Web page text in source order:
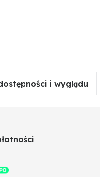
i wyglądu